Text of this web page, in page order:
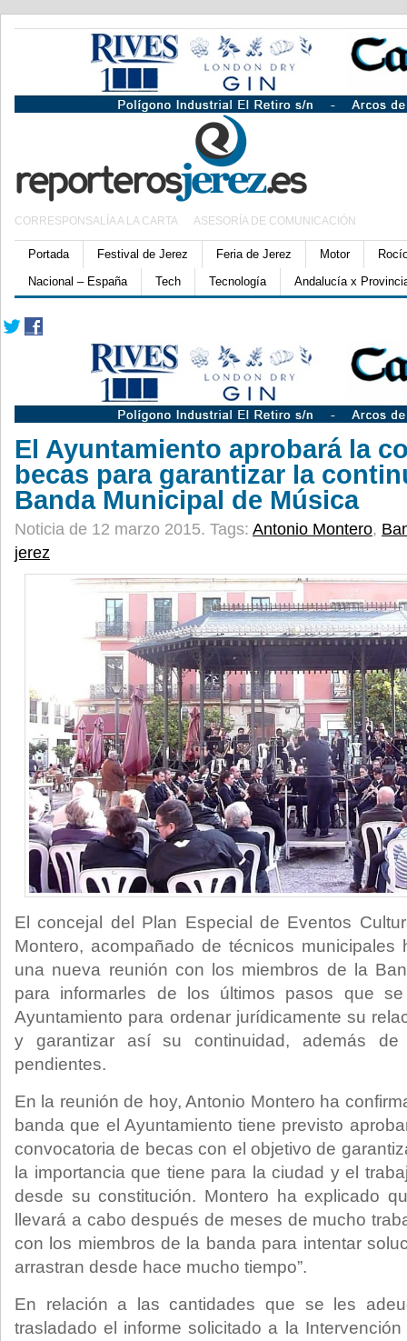
CORRESPONSALÍA A LA CARTA ASESORÍA DE COMUNICACIÓN
Portada Festival de Jerez Feria de Jerez Motor
Nacional – España
Tech Tecnología Andalucía x
El Ayuntamiento aprobará la
becas para garantizar la
Banda Municipal de Música
Noticia de 12 marzo 2015. Tags: Antonio Montero,
jerez
El concejal del Plan Especial de Eventos
Montero, acompañado de técnicos municipales
una nueva reunión con los miembros de la
para informarles de los últimos pasos que
Ayuntamiento para ordenar jurídicamente su
y garantizar así su continuidad, además
pendientes.
En la reunión de hoy, Antonio Montero ha
banda que el Ayuntamiento tiene previsto
convocatoria de becas con el objetivo de
la importancia que tiene para la ciudad y el
desde su constitución. Montero ha explicado
llevará a cabo después de meses de mucho
con los miembros de la banda para intentar
arrastran desde hace mucho tiempo”.
En relación a las cantidades que se les
trasladado el informe solicitado a la